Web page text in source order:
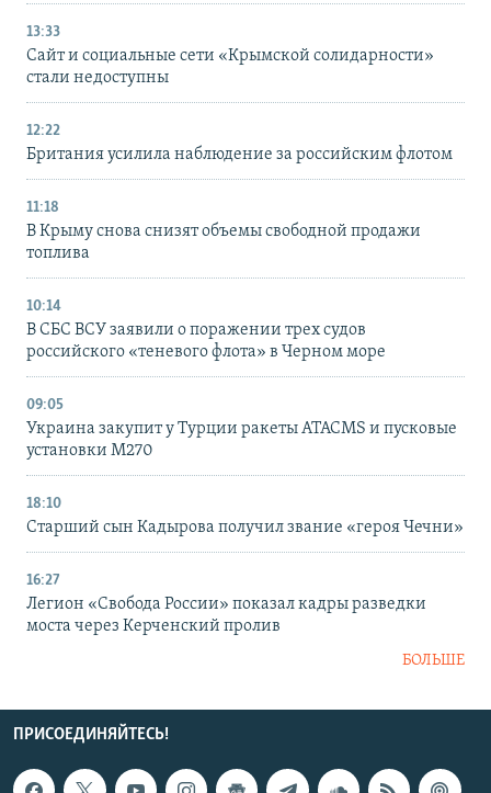
13:33
Сайт и социальные сети «Крымской солидарности»
стали недоступны
12:22
Британия усилила наблюдение за российским флотом
11:18
В Крыму снова снизят объемы свободной продажи
топлива
10:14
В СБС ВСУ заявили о поражении трех судов
российского «теневого флота» в Черном море
09:05
Украина закупит у Турции ракеты ATACMS и пусковые
установки M270
18:10
Старший сын Кадырова получил звание «героя Чечни»
16:27
Легион «Свобода России» показал кадры разведки
моста через Керченский пролив
БОЛЬШЕ
ПРИСОЕДИНЯЙТЕСЬ!